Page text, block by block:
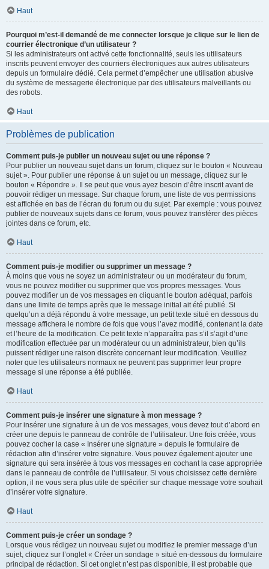
Haut
Pourquoi m’est-il demandé de me connecter lorsque je clique sur le lien de
courrier électronique d’un utilisateur ?
Si les administrateurs ont activé cette fonctionnalité, seuls les utilisateurs
inscrits peuvent envoyer des courriers électroniques aux autres utilisateurs
depuis un formulaire dédié. Cela permet d’empêcher une utilisation abusive
du système de messagerie électronique par des utilisateurs malveillants ou
des robots.
Haut
Problèmes de publication
Comment puis-je publier un nouveau sujet ou une réponse ?
Pour publier un nouveau sujet dans un forum, cliquez sur le bouton « Nouveau
sujet ». Pour publier une réponse à un sujet ou un message, cliquez sur le
bouton « Répondre ». Il se peut que vous ayez besoin d’être inscrit avant de
pouvoir rédiger un message. Sur chaque forum, une liste de vos permissions
est affichée en bas de l’écran du forum ou du sujet. Par exemple : vous pouvez
publier de nouveaux sujets dans ce forum, vous pouvez transférer des pièces
jointes dans ce forum, etc.
Haut
Comment puis-je modifier ou supprimer un message ?
À moins que vous ne soyez un administrateur ou un modérateur du forum,
vous ne pouvez modifier ou supprimer que vos propres messages. Vous
pouvez modifier un de vos messages en cliquant le bouton adéquat, parfois
dans une limite de temps après que le message initial ait été publié. Si
quelqu’un a déjà répondu à votre message, un petit texte situé en dessous du
message affichera le nombre de fois que vous l’avez modifié, contenant la date
et l’heure de la modification. Ce petit texte n’apparaîtra pas s’il s’agit d’une
modification effectuée par un modérateur ou un administrateur, bien qu’ils
puissent rédiger une raison discrète concernant leur modification. Veuillez
noter que les utilisateurs normaux ne peuvent pas supprimer leur propre
message si une réponse a été publiée.
Haut
Comment puis-je insérer une signature à mon message ?
Pour insérer une signature à un de vos messages, vous devez tout d’abord en
créer une depuis le panneau de contrôle de l’utilisateur. Une fois créée, vous
pouvez cocher la case « Insérer une signature » depuis le formulaire de
rédaction afin d’insérer votre signature. Vous pouvez également ajouter une
signature qui sera insérée à tous vos messages en cochant la case appropriée
dans le panneau de contrôle de l’utilisateur. Si vous choisissez cette dernière
option, il ne vous sera plus utile de spécifier sur chaque message votre souhait
d’insérer votre signature.
Haut
Comment puis-je créer un sondage ?
Lorsque vous rédigez un nouveau sujet ou modifiez le premier message d’un
sujet, cliquez sur l’onglet « Créer un sondage » situé en-dessous du formulaire
principal de rédaction. Si cet onglet n’est pas disponible, il est probable que